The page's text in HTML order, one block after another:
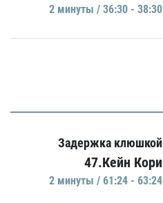
2 минуты / 36:30 - 38:30
Задержка клюшкой
47.Кейн Кори
2 минуты / 61:24 - 63:24